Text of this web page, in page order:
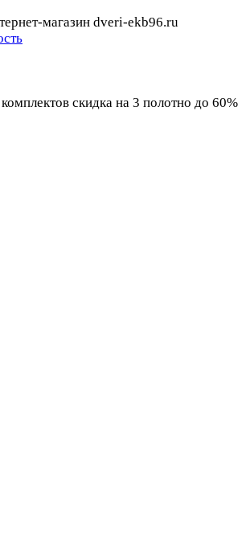
магазин dveri-ekb96.ru
скидка на 3 полотно до 60%